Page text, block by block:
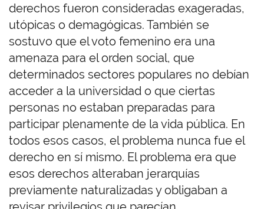
derechos fueron consideradas exageradas,
utópicas o demagógicas. También se
sostuvo que el voto femenino era una
amenaza para el orden social, que
determinados sectores populares no debían
acceder a la universidad o que ciertas
personas no estaban preparadas para
participar plenamente de la vida pública. En
todos esos casos, el problema nunca fue el
derecho en sí mismo. El problema era que
esos derechos alteraban jerarquías
previamente naturalizadas y obligaban a